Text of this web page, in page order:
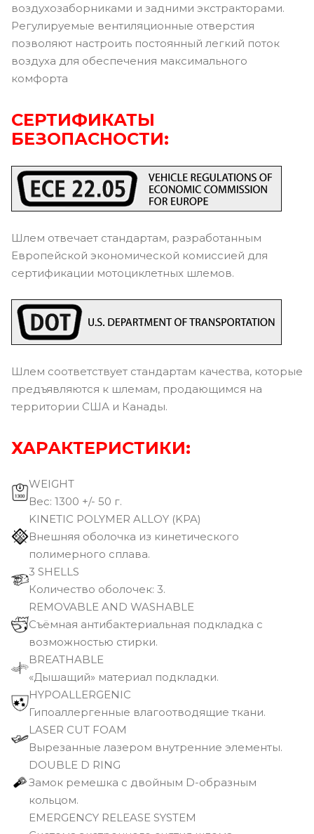
воздухозаборниками и задними экстракторами.
Регулируемые вентиляционные отверстия
позволяют настроить постоянный легкий поток
воздуха для обеспечения максимального
комфорта
СЕРТИФИКАТЫ
БЕЗОПАСНОСТИ:
Шлем отвечает стандартам, разработанным
Европейской экономической комиссией для
сертификации мотоциклетных шлемов.
Шлем соответствует стандартам качества, которые
предъявляются к шлемам, продающимся на
территории США и Канады.
ХАРАКТЕРИСТИКИ:
WEIGHT
Вec: 1300 +/- 50 г.
KINETIC POLYMER ALLOY (KPA)
Внешняя оболочка из кинетического
полимерного сплава.
3 SHELLS
Количество оболочек: 3.
REMOVABLE AND WASHABLE
Съёмная антибактериальная подкладка с
возможностью стирки.
BREATHABLE
«Дышащий» материал подкладки.
HYPOALLERGENIC
Гипоаллергенные влагоотводящие ткани.
LASER CUT FOAM
Вырезанные лазером внутренние элементы.
DOUBLE D RING
Замок ремешка с двойным D-образным
кольцом.
EMERGENCY RELEASE SYSTEM